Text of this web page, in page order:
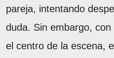
pareja, intentando
duda. Sin embargo,
el centro de la escena,